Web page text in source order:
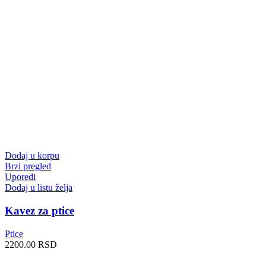
Dodaj u korpu
Brzi pregled
Uporedi
Dodaj u listu želja
Kavez za ptice
Ptice
2200.00 RSD